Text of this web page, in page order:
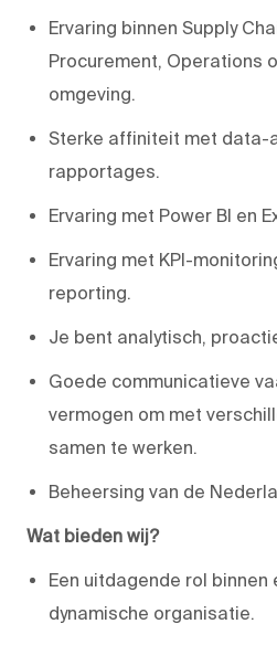
Ervaring binnen Supply
Procurement, Operations
omgeving.
Sterke affiniteit met data-
rapportages.
Ervaring met Power BI en
Ervaring met KPI-
reporting.
Je bent analytisch,
Goede communicatieve
vermogen om met
samen te werken.
Beheersing van de
Wat bieden wij?
Een uitdagende rol
dynamische organisatie.